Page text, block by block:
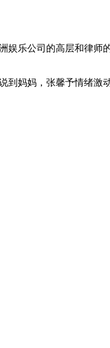
乐公司的高层和律师
妈妈，张馨予情绪激动